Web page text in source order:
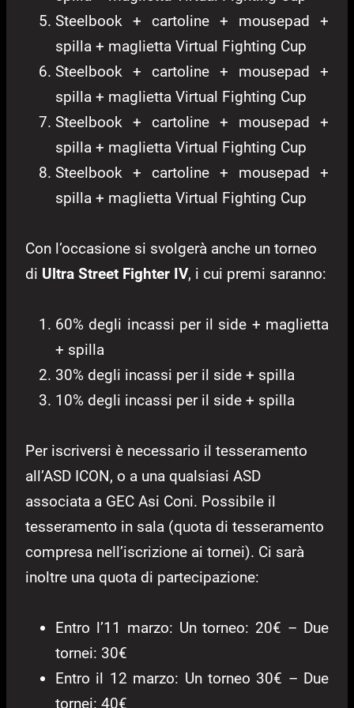
Steelbook + cartoline + mousepad +
spilla + maglietta Virtual Fighting Cup
Steelbook + cartoline + mousepad +
spilla + maglietta Virtual Fighting Cup
Steelbook + cartoline + mousepad +
spilla + maglietta Virtual Fighting Cup
Steelbook + cartoline + mousepad +
spilla + maglietta Virtual Fighting Cup
Con l’occasione si svolgerà anche un torneo
di Ultra Street Fighter IV, i cui premi saranno:
60% degli incassi per il side + maglietta
+ spilla
30% degli incassi per il side + spilla
10% degli incassi per il side + spilla
Per iscriversi è necessario il tesseramento
all’ASD ICON, o a una qualsiasi ASD
associata a GEC Asi Coni. Possibile il
tesseramento in sala (quota di tesseramento
compresa nell’iscrizione ai tornei). Ci sarà
inoltre una quota di partecipazione:
Entro l’11 marzo: Un torneo: 20€ – Due
tornei: 30€
Entro il 12 marzo: Un torneo 30€ – Due
tornei: 40€